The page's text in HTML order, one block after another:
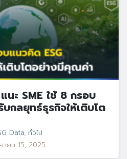
ะ SME ใช้ 8 กรอบ
กลยุทธ์ธุรกิจให้เติบโต
Data, ทั่วไป
ายน 15, 2025